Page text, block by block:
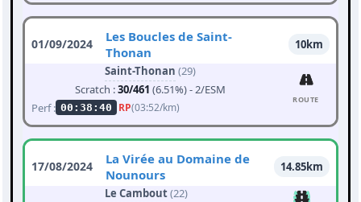
01/09/2024
Les Boucles de Saint-
Thonan
10km
Saint-Thonan (29)
Scratch :30/461 (6.51%) - 2/ESM
Perf : 00:38:40 RP(03:52/km)
ROUTE
17/08/2024
La Virée au Domaine de
Nounours
14.85km
Le Cambout(22)